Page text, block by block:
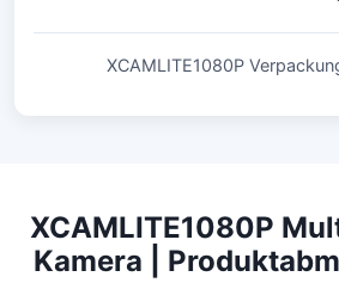
XCAMLITE1080P
XCAMLITE1080P
Kamera |